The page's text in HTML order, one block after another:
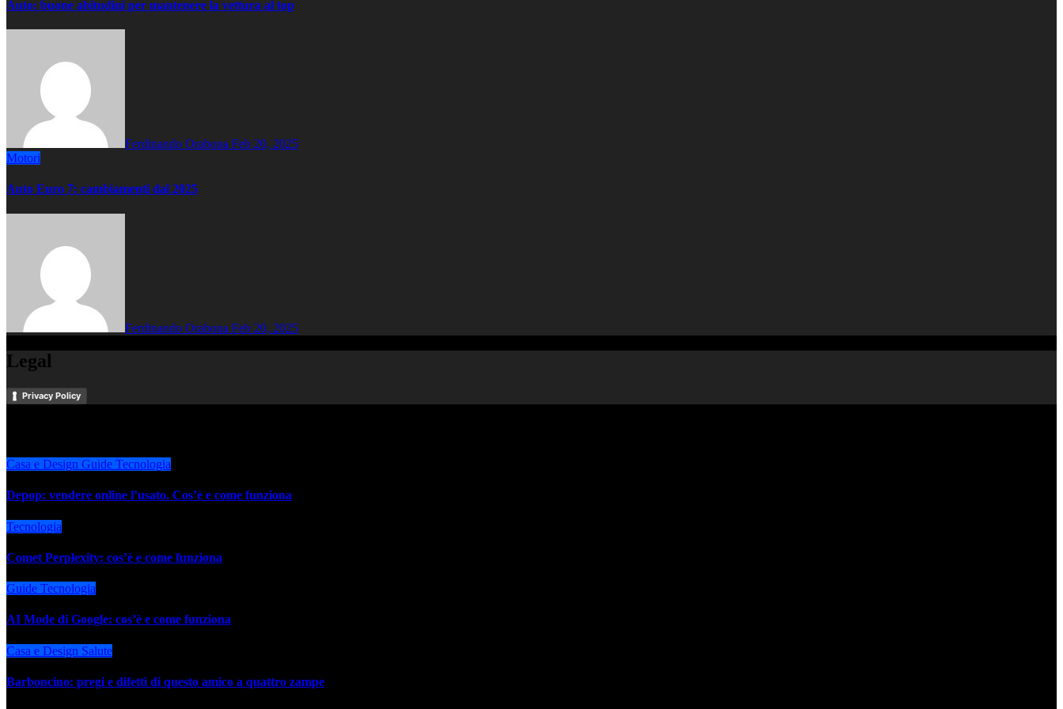
Auto: buone abitudini per mantenere la vettura al top
Ferdinando Orabona Feb 20, 2025
Motori
Auto Euro 7: cambiamenti dal 2025
Ferdinando Orabona Feb 20, 2025
Legal
Privacy Policy
Casa e Design Guide Tecnologia
Depop: vendere online l’usato. Cos’è e come funziona
Tecnologia
Comet Perplexity: cos’è e come funziona
Guide Tecnologia
AI Mode di Google: cos’è e come funziona
Casa e Design Salute
Barboncino: pregi e difetti di questo amico a quattro zampe